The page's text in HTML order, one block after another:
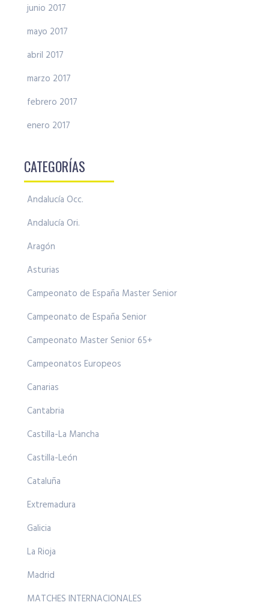
junio 2017
mayo 2017
abril 2017
marzo 2017
febrero 2017
enero 2017
CATEGORÍAS
Andalucía Occ.
Andalucía Ori.
Aragón
Asturias
Campeonato de España Master Senior
Campeonato de España Senior
Campeonato Master Senior 65+
Campeonatos Europeos
Canarias
Cantabria
Castilla-La Mancha
Castilla-León
Cataluña
Extremadura
Galicia
La Rioja
Madrid
MATCHES INTERNACIONALES